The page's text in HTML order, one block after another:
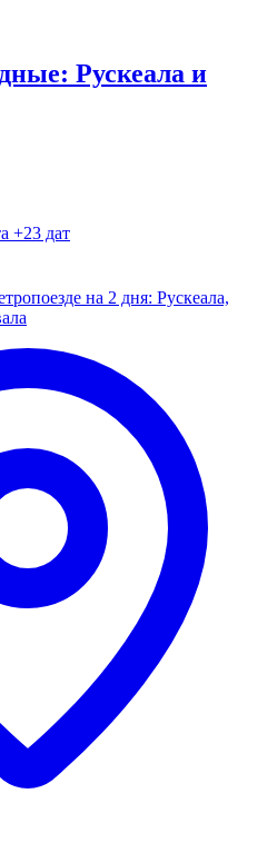
Рускеала и
+23 дат